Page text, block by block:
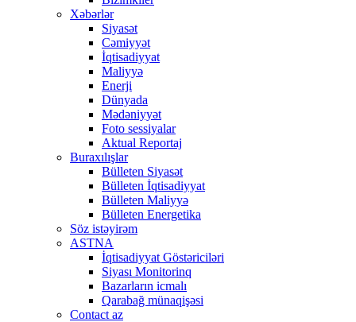
Xəbərlər
Siyasət
Cəmiyyət
İqtisadiyyat
Maliyyə
Enerji
Dünyada
Mədəniyyət
Foto sessiyalar
Aktual Reportaj
Buraxılışlar
Bülleten Siyasət
Bülleten İqtisadiyyat
Bülleten Maliyyə
Bülleten Energetika
Söz istəyirəm
ASTNA
İqtisadiyyat Göstəriciləri
Siyası Monitorinq
Bazarların icmalı
Qarabağ münaqişəsi
Contact az